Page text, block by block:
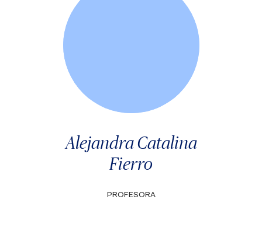
Alejandra Catalina
Fierro
PROFESORA